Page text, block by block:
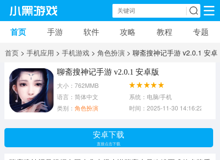
手机游戏 手机软件
安卓游戏 卡牌游戏
益智游戏 音乐游戏 传奇游戏
模拟游戏
首页 手游 软件 攻略 教程 专题
首页 > 手机应用 > 手机游戏 > 角色扮演 > 聊斋搜神记手游 v2.0.1 安卓
版
聊斋搜神记手游 v2.0.1 安卓版
大小：762MMB
语言：简体中文
系统：电脑/手机
类别： 角色扮演 时间：2025-11-30 14:16:22
安卓下载
直接点击下载